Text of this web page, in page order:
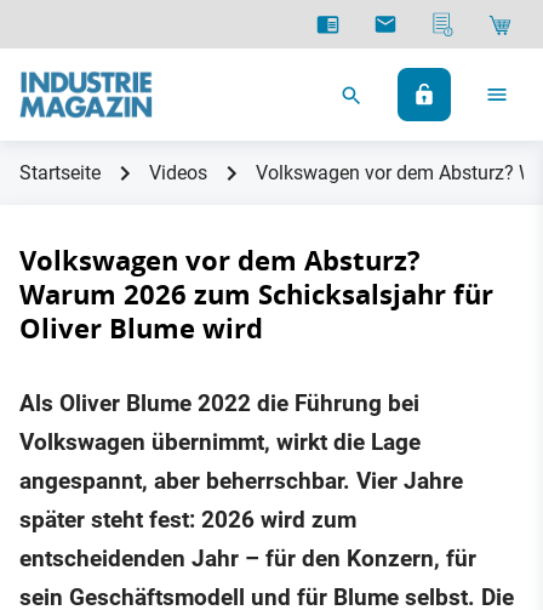
Startseite Videos Volkswagen vor dem Absturz?
Volkswagen vor dem Absturz?
Warum 2026 zum Schicksalsjahr für
Oliver Blume wird
Als Oliver Blume 2022 die Führung bei
Volkswagen übernimmt, wirkt die Lage
angespannt, aber beherrschbar. Vier Jahre
später steht fest: 2026 wird zum
entscheidenden Jahr – für den Konzern, für
sein Geschäftsmodell und für Blume selbst. Die